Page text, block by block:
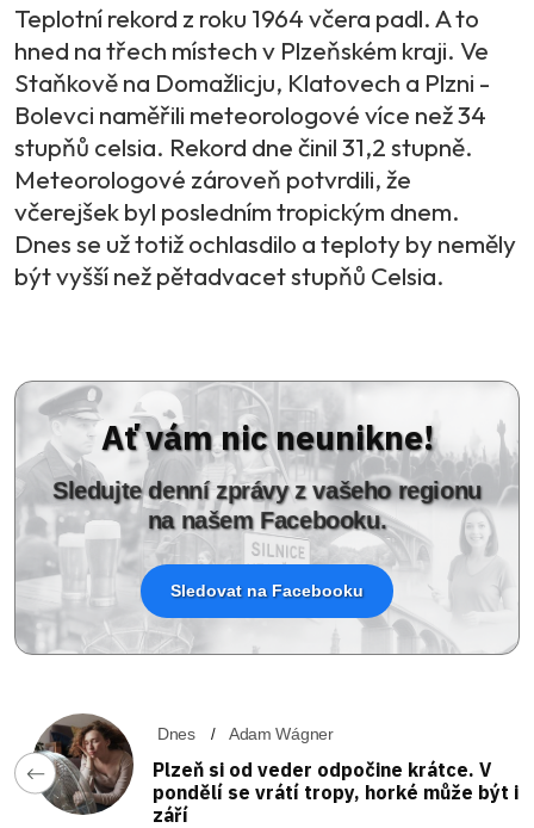
Teplotní rekord z roku 1964 včera padl. A to
hned na třech místech v Plzeňském kraji. Ve
Staňkově na Domažlicju, Klatovech a Plzni -
Bolevci naměřili meteorologové více než 34
stupňů celsia. Rekord dne činil 31,2 stupně.
Meteorologové zároveň potvrdili, že
včerejšek byl posledním tropickým dnem.
Dnes se už totiž ochlasdilo a teploty by neměly
být vyšší než pětadvacet stupňů Celsia.
Ať vám nic neunikne!
Sledujte denní zprávy z vašeho regionu
na našem Facebooku.
Sledovat na Facebooku
Dnes Adam Wágner
Plzeň si od veder odpočine krátce. V
pondělí se vrátí tropy, horké může být i
září